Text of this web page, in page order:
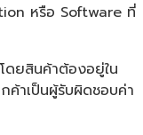
หรือ Software ที่
ดยสินค้าต้องอยู่ใน
ค้าเป็นผู้รับผิดชอบค่า